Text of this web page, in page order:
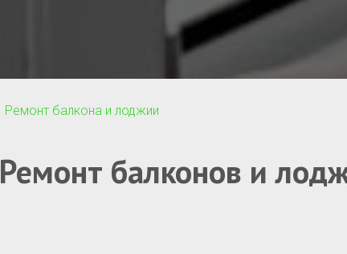
Ремонт балкона и лоджии
Ремонт балконов и